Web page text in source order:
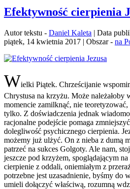
Efektywność cierpienia
Autor tekstu - Daniel Kaleta | Data
piątek, 14 kwietnia 2017 | Obszar - na
Wielki Piątek. Chrześcijanie
Chrystusa na krzyżu. Może należałoby
momencie zamilknąć, nie teoretyzować,
tylko. Z doświadczenia jednak
racjonalne podejście pomaga zmniejszyć
dolegliwość psychicznego cierpienia.
możemy już ulżyć. On z nieba z dumą
patrzeć na sukces Golgoty. Ale nam,
jeszcze pod krzyżem, spoglądającym na
cierpienie z oddali, oniemiałym z
potrzebne jest uzasadnienie, byśmy do
umieli dołączyć właściwą, rozumną